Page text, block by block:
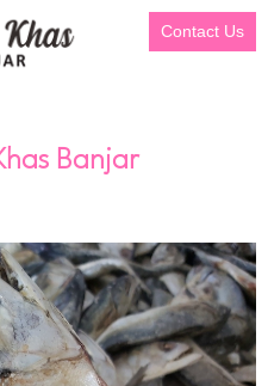
Contact Us
Banjar